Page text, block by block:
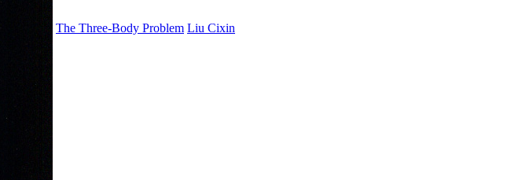
The Three-Body Problem Liu Cixin